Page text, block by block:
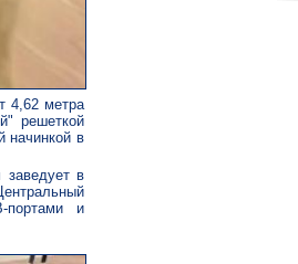
4,62 метра
решеткой
начинкой в
заведует в
портами и